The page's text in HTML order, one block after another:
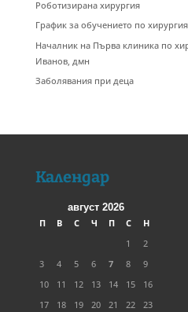
Роботизирана хирургия
График за обучението по
Началник на Първа клиника по
Иванов, дмн
Заболявания при деца
Календар
август 2026
П
В С Ч П С
Н
1
2
3
4 5 6 7 8
9
10
11 12 13 14 15
16
17
18 19 20 21 22
23